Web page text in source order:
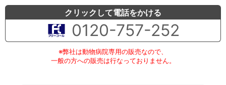
クリックして電話をかける
0120-757-252
※弊社は動物病院専用の販売なので、
一般の方への販売は行なっておりません。